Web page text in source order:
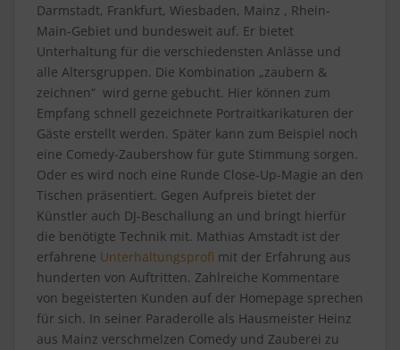
Darmstadt, Frankfurt, Wiesbaden, Mainz , Rhein-
Main-Gebiet und bundesweit auf. Er bietet
Unterhaltung für die verschiedensten Anlässe und
alle Altersgruppen. Die Kombination „zaubern &
zeichnen“ wird gerne gebucht. Hier können zum
Empfang schnell gezeichnete Portraitkarikaturen der
Gäste erstellt werden. Später kann zum Beispiel noch
eine Comedy-Zaubershow für gute Stimmung sorgen.
Oder es wird noch eine Runde Close-Up-Magie an den
Tischen präsentiert. Gegen Aufpreis bietet der
Künstler auch DJ-Beschallung an und bringt hierfür
die benötigte Technik mit. Mathias Amstadt ist der
erfahrene Unterhaltungsprofi mit der Erfahrung aus
hunderten von Auftritten. Zahlreiche Kommentare
von begeisterten Kunden auf der Homepage sprechen
für sich. In seiner Paraderolle als Hausmeister Heinz
aus Mainz verschmelzen Comedy und Zauberei zu